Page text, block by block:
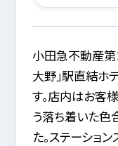
小田急不動産第
大野」駅直結ホ
す。店内はお客
う落ち着いた色
た。ステーショ